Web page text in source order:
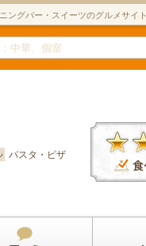
ングバー・スイーツのグルメサイト
パスタ・ピザ